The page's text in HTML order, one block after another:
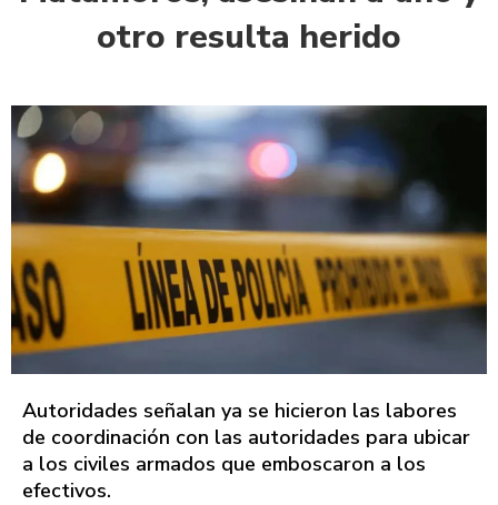
otro resulta herido
Autoridades señalan ya se hicieron las labores
de coordinación con las autoridades para ubicar
a los civiles armados que emboscaron a los
efectivos.